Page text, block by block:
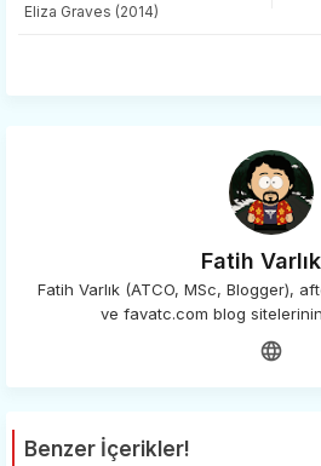
Eliza Graves (2014)
Fatih Varlık
Fatih Varlık (ATCO, MSc, Blogger),
ve favatc.com blog
Benzer İçerikler!